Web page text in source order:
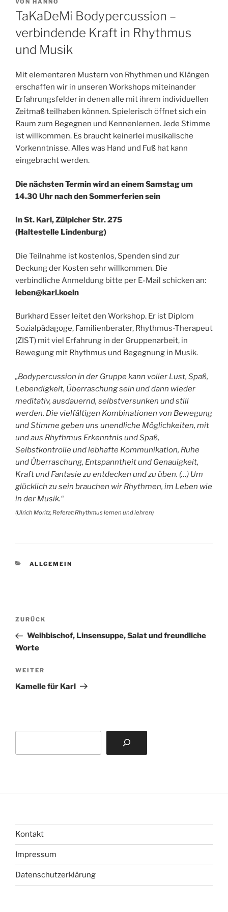
AM
VON HANNO
TaKaDeMi Bodypercussion –
verbindende Kraft in Rhythmus
und Musik
Mit elementaren Mustern von Rhythmen und Klängen
erschaffen wir in unseren Workshops miteinander
Erfahrungsfelder in denen alle mit ihrem individuellen
Zeitmaß teilhaben können. Spielerisch öffnet sich ein
Raum zum Begegnen und Kennenlernen. Jede Stimme
ist willkommen. Es braucht keinerlei musikalische
Vorkenntnisse. Alles was Hand und Fuß hat kann
eingebracht werden.
Die nächsten Termin wird an einem Samstag um
14.30 Uhr nach den Sommerferien sein
In St. Karl, Zülpicher Str. 275
(Haltestelle Lindenburg)
Die Teilnahme ist kostenlos, Spenden sind zur
Deckung der Kosten sehr willkommen. Die
verbindliche Anmeldung bitte per E-Mail schicken an:
leben@karl.koeln
Burkhard Esser leitet den Workshop. Er ist Diplom
Sozialpädagoge, Familienberater, Rhythmus-Therapeut
(ZIST) mit viel Erfahrung in der Gruppenarbeit, in
Bewegung mit Rhythmus und Begegnung in Musik.
„Bodypercussion in der Gruppe kann voller Lust, Spaß,
Lebendigkeit, Überraschung sein und dann wieder
meditativ, ausdauernd, selbstversunken und still
werden. Die vielfältigen Kombinationen von Bewegung
und Stimme geben uns unendliche Möglichkeiten, mit
und aus Rhythmus Erkenntnis und Spaß,
Selbstkontrolle und lebhafte Kommunikation, Ruhe
und Überraschung, Entspanntheit und Genauigkeit,
Kraft und Fantasie zu entdecken und zu üben. (…) Um
glücklich zu sein brauchen wir Rhythmen, im Leben wie
in der Musik.“
(Ulrich Moritz, Referat: Rhythmus lernen und lehren)
KATEGORIEN
ALLGEMEIN
Beitragsnavigation
Vorheriger
Beitrag
ZURÜCK
Weihbischof, Linsensuppe, Salat und freundliche
Worte
Nächster
Beitrag
WEITER
Kamelle für Karl
Kontakt
Impressum
Datenschutzerklärung